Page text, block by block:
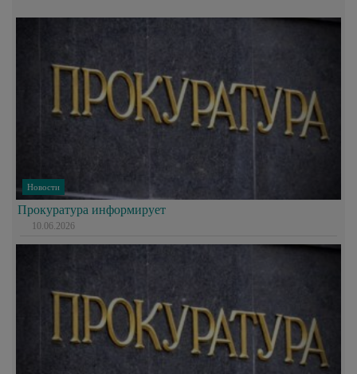
Новости
Прокуратура информирует
10.06.2026